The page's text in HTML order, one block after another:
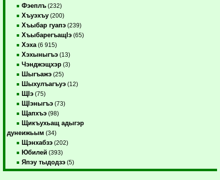
Фэеплъ (232)
Хъуэхъу (200)
Хъыбар гуапэ (239)
ХъыбарегъащIэ (65)
Хэха (6 915)
Хэхыныгъэ (13)
Чэнджэщхэр (3)
Шыгъажэ (25)
Шыхулъагъуэ (12)
ЩIэ (75)
ЩIэныгъэ (73)
Щапхъэ (98)
Щикъухьащ адыгэр
дунеижьым (34)
Щэнхабзэ (202)
Юбилей (393)
Япэу тыдодзэ (5)